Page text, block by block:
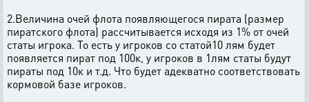
2.Величина очей флота появляющегося пирата (размер
пиратского флота) рассчитывается исходя из 1% от очей
статы игрока. То есть у игроков со статой10 лям будет
появляется пират под 100к, у игроков в 1лям статы будут
пираты под 10к и т.д. Что будет адекватно соответствовать
кормовой базе игроков.